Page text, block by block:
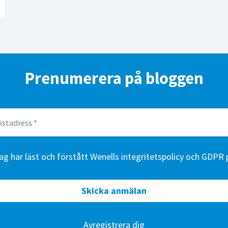
Prenumerera på bloggen
har läst och förstått Wenells integritetspolicy och GDPR
Skicka anmälan
Avregistrera dig